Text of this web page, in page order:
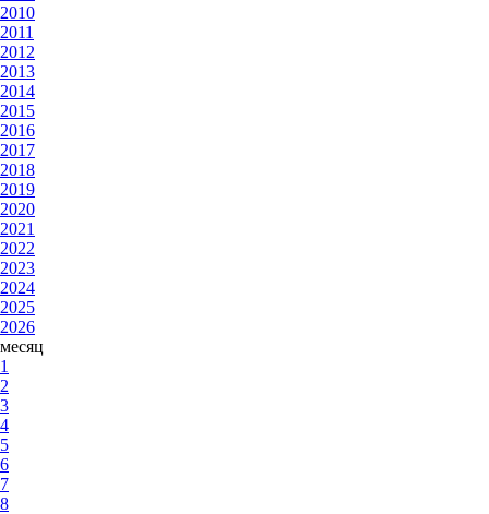
2010
2011
2012
2013
2014
2015
2016
2017
2018
2019
2020
2021
2022
2023
2024
2025
2026
месяц
1
2
3
4
5
6
7
8